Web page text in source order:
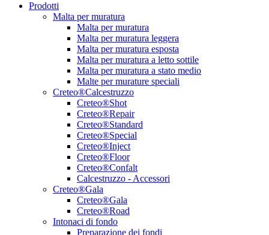
Prodotti
Malta per muratura
Malta per muratura
Malta per muratura leggera
Malta per muratura esposta
Malta per muratura a letto sottile
Malta per muratura a stato medio
Malte per murature speciali
Creteo®Calcestruzzo
Creteo®Shot
Creteo®Repair
Creteo®Standard
Creteo®Special
Creteo®Inject
Creteo®Floor
Creteo®Confalt
Calcestruzzo - Accessori
Creteo®Gala
Creteo®Gala
Creteo®Road
Intonaci di fondo
Preparazione dei fondi